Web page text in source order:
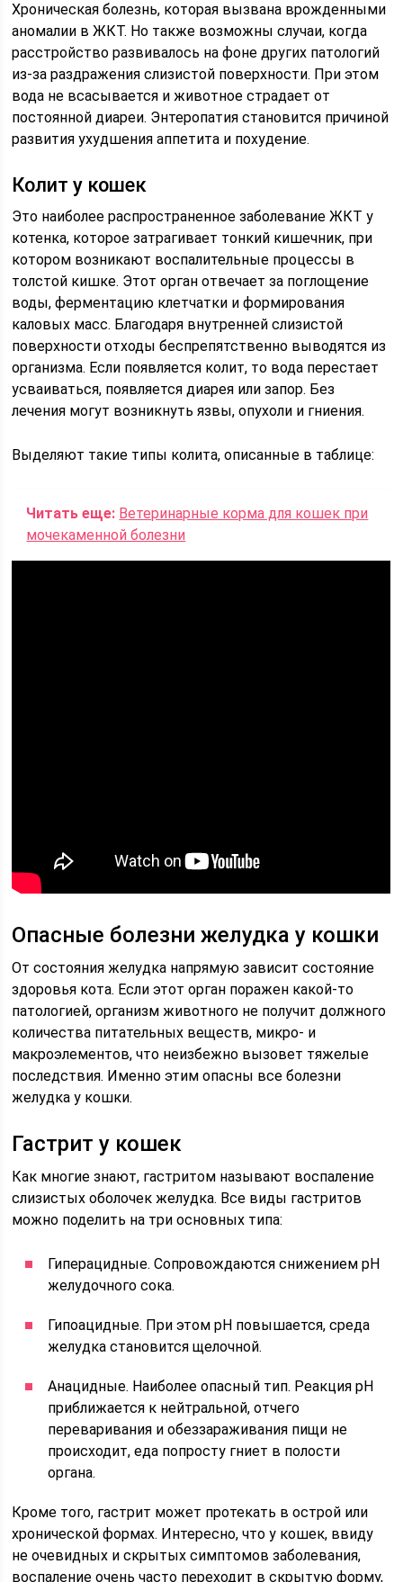
Хроническая болезнь, которая вызвана врожденными
аномалии в ЖКТ. Но также возможны случаи, когда
расстройство развивалось на фоне других патологий
из-за раздражения слизистой поверхности. При этом
вода не всасывается и животное страдает от
постоянной диареи. Энтеропатия становится причиной
развития ухудшения аппетита и похудение.
Колит у кошек
Это наиболее распространенное заболевание ЖКТ у
котенка, которое затрагивает тонкий кишечник, при
котором возникают воспалительные процессы в
толстой кишке. Этот орган отвечает за поглощение
воды, ферментацию клетчатки и формирования
каловых масс. Благодаря внутренней слизистой
поверхности отходы беспрепятственно выводятся из
организма. Если появляется колит, то вода перестает
усваиваться, появляется диарея или запор. Без
лечения могут возникнуть язвы, опухоли и гниения.
Выделяют такие типы колита, описанные в таблице:
Читать еще: Ветеринарные корма для кошек при
мочекаменной болезни
Опасные болезни желудка у кошки
От состояния желудка напрямую зависит состояние
здоровья кота. Если этот орган поражен какой-то
патологией, организм животного не получит должного
количества питательных веществ, микро- и
макроэлементов, что неизбежно вызовет тяжелые
последствия. Именно этим опасны все болезни
желудка у кошки.
Гастрит у кошек
Как многие знают, гастритом называют воспаление
слизистых оболочек желудка. Все виды гастритов
можно поделить на три основных типа:
Гиперацидные. Сопровождаются снижением рН
желудочного сока.
Гипоацидные. При этом рН повышается, среда
желудка становится щелочной.
Анацидные. Наиболее опасный тип. Реакция рН
приближается к нейтральной, отчего
переваривания и обеззараживания пищи не
происходит, еда попросту гниет в полости
органа.
Кроме того, гастрит может протекать в острой или
хронической формах. Интересно, что у кошек, ввиду
не очевидных и скрытых симптомов заболевания,
воспаление очень часто переходит в скрытую форму,